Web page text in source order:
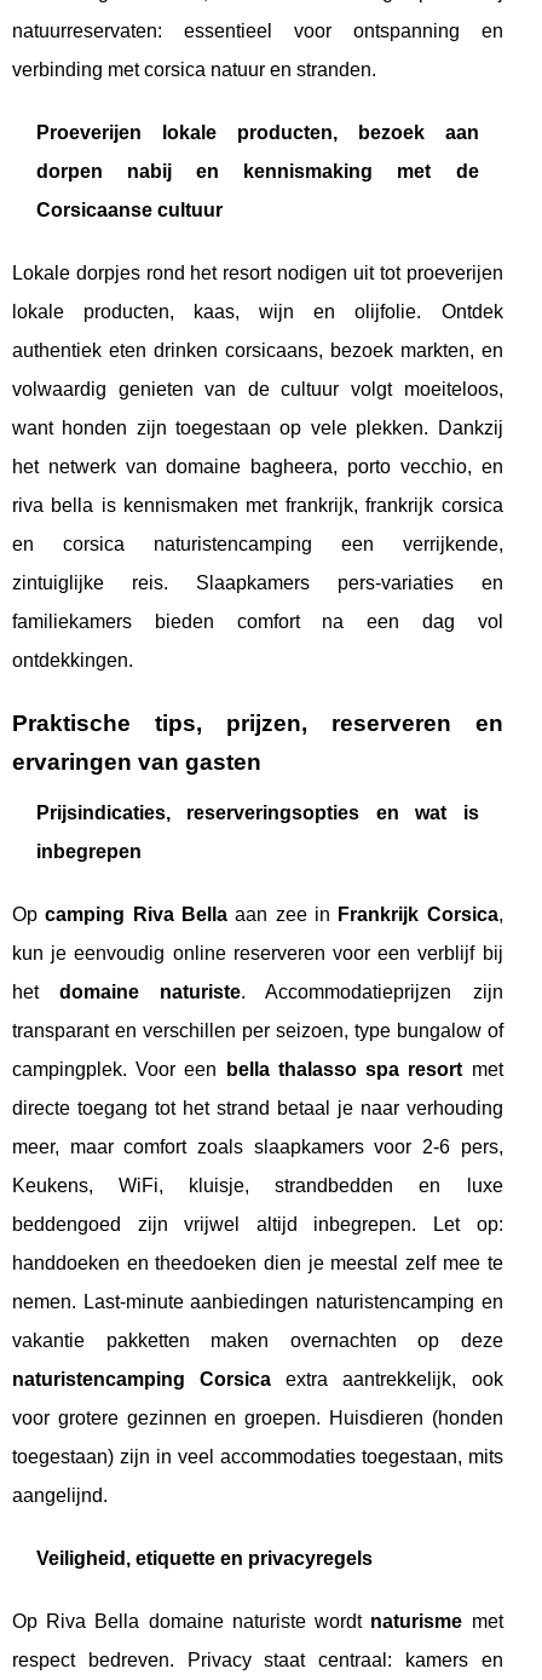
natuurreservaten: essentieel voor ontspanning en
verbinding met corsica natuur en stranden.
Proeverijen lokale producten, bezoek aan
dorpen nabij en kennismaking met de
Corsicaanse cultuur
Lokale dorpjes rond het resort nodigen uit tot proeverijen
lokale producten, kaas, wijn en olijfolie. Ontdek
authentiek eten drinken corsicaans, bezoek markten, en
volwaardig genieten van de cultuur volgt moeiteloos,
want honden zijn toegestaan op vele plekken. Dankzij
het netwerk van domaine bagheera, porto vecchio, en
riva bella is kennismaken met frankrijk, frankrijk corsica
en corsica naturistencamping een verrijkende,
zintuiglijke reis. Slaapkamers pers-variaties en
familiekamers bieden comfort na een dag vol
ontdekkingen.
Praktische tips, prijzen, reserveren en
ervaringen van gasten
Prijsindicaties, reserveringsopties en wat is
inbegrepen
Opcamping Riva Bellaaan zee in Frankrijk Corsica,
kun je eenvoudig online reserveren voor een verblijf bij
hetdomaine naturiste. Accommodatieprijzen zijn
transparant en verschillen per seizoen, type bungalow of
campingplek. Voor een
bella thalasso spa resort met
directe toegang tot het strand betaal je naar verhouding
meer, maar comfort zoals slaapkamers voor 2-6 pers,
Keukens, WiFi, kluisje, strandbedden en luxe
beddengoed zijn vrijwel altijd inbegrepen. Let op:
handdoeken en theedoeken dien je meestal zelf mee te
nemen. Last-minute aanbiedingen naturistencamping en
vakantie pakketten maken overnachten op deze
naturistencamping Corsica extra aantrekkelijk, ook
voor grotere gezinnen en groepen. Huisdieren (honden
toegestaan) zijn in veel accommodaties toegestaan, mits
aangelijnd.
Veiligheid, etiquette en privacyregels
Op Riva Bella domaine naturiste wordt naturisme met
respect bedreven. Privacy staat centraal: kamers en